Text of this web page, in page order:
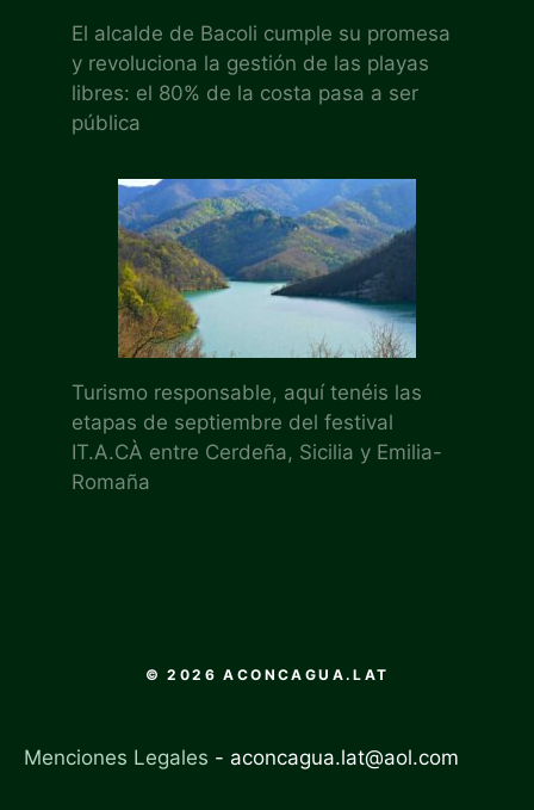
El alcalde de Bacoli cumple su promesa
y revoluciona la gestión de las playas
libres: el 80% de la costa pasa a ser
pública
Turismo responsable, aquí tenéis las
etapas de septiembre del festival
IT.A.CÀ entre Cerdeña, Sicilia y Emilia-
Romaña
© 2026 ACONCAGUA.LAT
Menciones Legales - aconcagua.lat@aol.com